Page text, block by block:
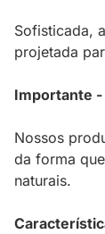
Sofisticada,
projetada
Importante -
Nossos
da forma
naturais.